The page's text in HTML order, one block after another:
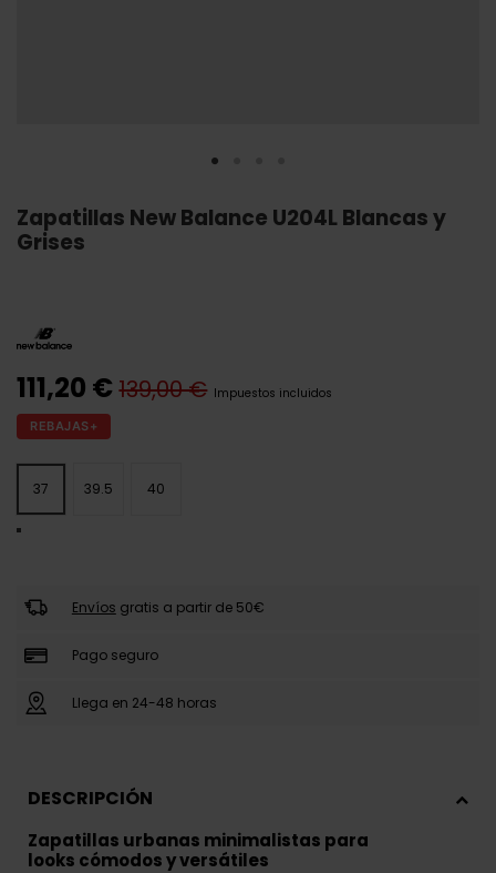
Zapatillas New Balance U204L Blancas y
Grises
111,20 €139,00 € Impuestos incluidos
REBAJAS+
37 39.5 40
GENERICO
Envíos gratis a partir de 50€
Pago seguro
Llega en 24-48 horas
DESCRIPCIÓN
Zapatillas urbanas minimalistas para
looks cómodos y versátiles